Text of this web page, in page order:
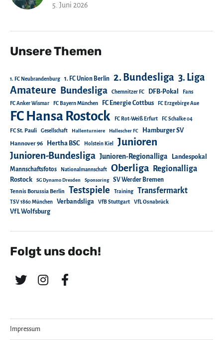
5. Juni 2026
Unsere Themen
1. FC Neubrandenburg 1. FC Union Berlin 2. Bundesliga 3. Liga
Amateure Bundesliga Chemnitzer FC DFB-Pokal Fans
FC Anker Wismar FC Bayern München FC Energie Cottbus FC Erzgebirge Aue
FC Hansa Rostock FC Rot-Weiß Erfurt FC Schalke 04
FC St. Pauli Gesellschaft Hallenturniere Hallescher FC Hamburger SV
Hannover 96 Hertha BSC Holstein Kiel Junioren
Junioren-Bundesliga Junioren-Regionalliga
Landespokal
Mannschaftsfotos
Nationalmannschaft Oberliga Regionalliga
Rostock SG Dynamo Dresden Sponsoring SV Werder Bremen
Tennis Borussia Berlin Testspiele Training Transfermarkt
TSV 1860 München Verbandsliga VfB Stuttgart VfL Osnabrück
VfL Wolfsburg
Folgt uns doch!
Impressum